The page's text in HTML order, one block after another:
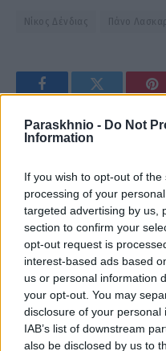
Paraskhnio - Do Not
Information
If you wish to opt-out of
processing of your
targeted advertising by us,
section to confirm your
opt-out request is
interest-based ads based
us or personal information
your opt-out. You may
disclosure of your
IAB’s list of downstream
also be disclosed by us to
Νίκος Δένδιας Πάνο
FacebookTwitter
COSMOTE TV: Αφιέρωμα
Γιάννη Ιωαννίδη και
συνεντεύξεις των
Γουόκαπ και
Ερνανγκόμεθ στο πρώτο
΄N ROLL» της
ΕΛΕΑΝΑ